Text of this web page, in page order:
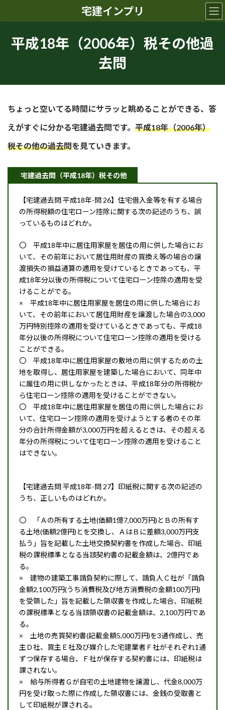
ッ
移
宅建インプリ
平成18年（2006年）税その他過
去問
ちょっと空いてる時間にサラッと眺めることができる、答
えがすぐに分かる宅建過去問です。 平成18年（2006年）
税その他の過去問を見ていきます。
宅建過去問（平成18年）税その他
【宅建過去問 平成18年-問 26】住宅借入金等を有する場合
の所得税額の住宅ローン控除に関する次の記述のうち、誤
っているものはどれか。
〇 平成18年中に居住用家屋を居住の用に供した場合にお
いて、その前年において居住用財産の買換え等の場合の譲
渡損失の損益通算の適用を受けているときであっても、平
成18年分以後の所得税について住宅ローン控除の適用を受
けることがでる。
× 平成18年中に居住用家屋を居住の用に供した場合にお
いて、その前年において居住用財産を譲渡した場合の3,000
万円特別控除の適用を受けているときであっても、平成18
年分以後の所得税について住宅ローン控除の適用を受ける
ことができる。
〇 平成18年中に居住用家屋の敷地の用に供するための土
地を取得し、居住用家屋を建築した場合において、同年中
に属住の用に供しなかったときは、平成18年分の所得税か
ら住宅ローン控除の適用を受けることができない。
〇 平成18年中に居住用家屋を居住の用に供した場合にお
いて、住宅ローン控除の適用を受けようとする者のその年
分の合計所得金額が3,000万円を超えるときは、その超える
年分の所得税について住宅ローン控除の適用を受けること
はできない。
【宅建過去問 平成18年-問 27】印紙税に関する次の記述の
うち、正しいものはどれか。
〇 「Ａの所有する土地(価額1億7,000万円)とＢの所有す
る土地(価額2億円)とを交換し、ＡはＢに差額3,000万円支
払う」旨を記載した土地交換契約書を作成した場合、印紙
税の課税標準となる当該契約書の記載金額は、2億円であ
る。
× 建物の建築工事請負契約に際して、請負人Ｃ社が「請負
金額2,100万円(うち消費税及び地方消費税の金額100万円)
を受領した」旨を記載した領収書を作成した場合、印紙税
の課税標準となる当該領収書の記載金額は、2,100万円であ
る。
× 土地の売買契約書(記載金額5,000万円)を3通作成し、売
主Ｄ社、買主Ｅ社及び媒介した宅建業者Ｆ社がそれぞれ1通
ずつ保存する場合、Ｆ社が保存する契約書には、印紙税は
課されない。
× 給与所得者Ｇが自宅の土地建物を譲渡し、代金8,000万
円を受け取った際に作成した領収書には、金銭の受取書と
して印紙税が課される。